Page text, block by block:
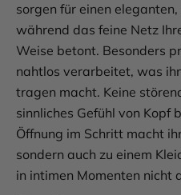
sorgen für einen
während das feine Netz
Weise betont. Besonders
nahtlos verarbeitet, was
tragen macht. Keine
sinnliches Gefühl von Kopf
Öffnung im Schritt macht
sondern auch zu einem
in intimen Momenten nicht